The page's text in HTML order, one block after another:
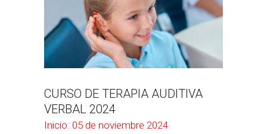
CURSO DE TERAPIA AUDITIVA
VERBAL 2024
Inicio: 05 de noviembre 2024